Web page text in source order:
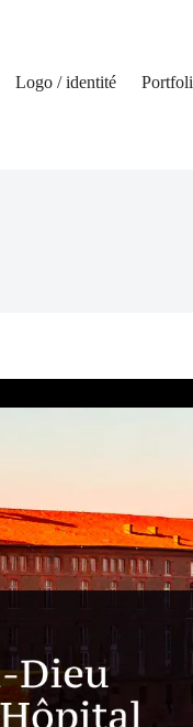
Logo / identité